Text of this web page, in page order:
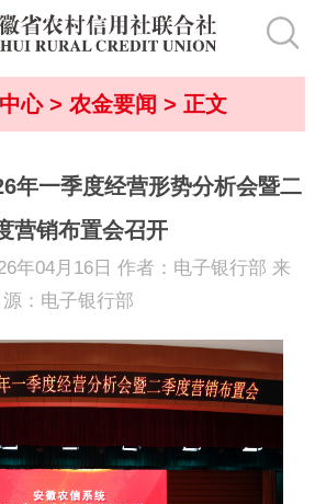
心> 农金要闻 > 正文
年一季度经营形势分析会暨二
营销布置会召开
年04月16日 作者：电子银行部 来
源：电子银行部